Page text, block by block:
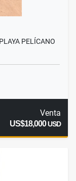
PELÍCANO
Venta
US$18,000USD